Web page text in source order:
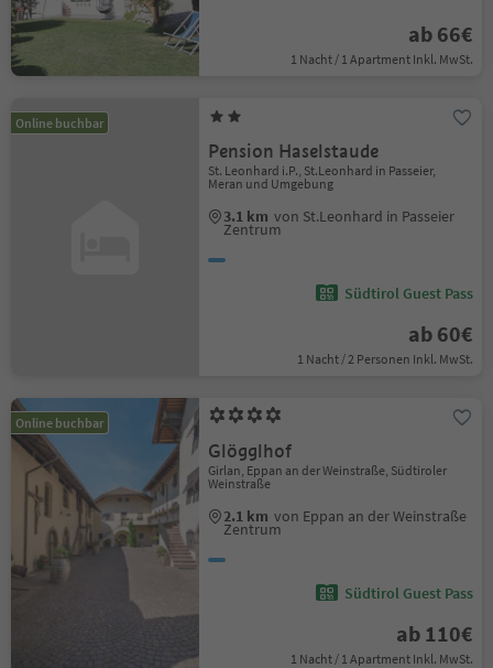
ab 66€
1 Nacht / 1 Apartment Inkl. MwSt.
Online buchbar
Pension Haselstaude
St. Leonhard i.P., St.Leonhard in Passeier,
Meran und Umgebung
3.1 km von St.Leonhard in Passeier
Zentrum
Südtirol Guest Pass
ab 60€
1 Nacht / 2 Personen Inkl. MwSt.
Online buchbar
Glögglhof
Girlan, Eppan an der Weinstraße, Südtiroler
Weinstraße
2.1 km von Eppan an der Weinstraße
Zentrum
Südtirol Guest Pass
ab 110€
1 Nacht / 1 Apartment Inkl. MwSt.